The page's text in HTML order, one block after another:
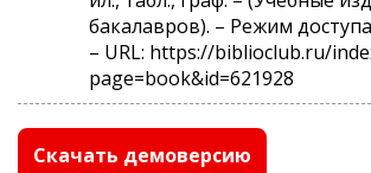
бакалавров). – Режим
– URL: https://biblioclub.ru/
page=book&id=621928
Скачать демоверсию